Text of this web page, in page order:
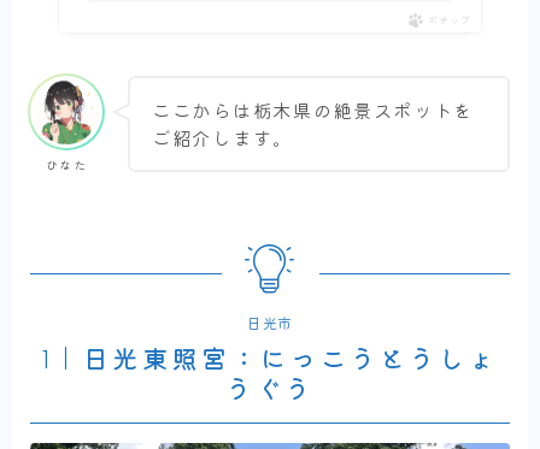
ポチップ
ひなた
ここからは栃木県の絶景スポットを
ご紹介します。
日光市
1｜ 日光東照宮 ：にっこうとうしょ
うぐう